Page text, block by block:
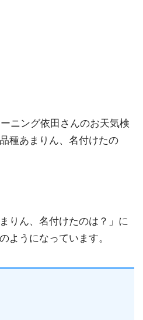
ニング依田さんのお天気検
種あまりん、名付けたの
りん、名付けたのは？」に
ようになっています。